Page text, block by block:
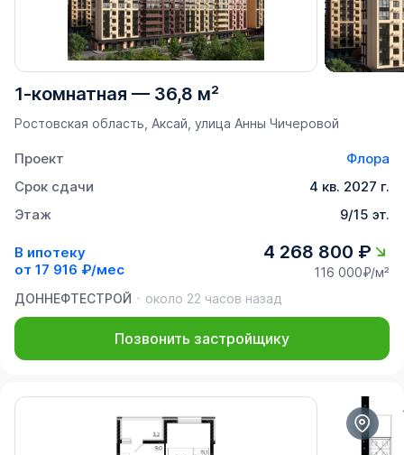
1-комнатная — 36,8 м²
Ростовская область, Аксай, улица Анны Чичеровой
Проект
Флора
Срок сдачи
4 кв. 2027 г.
Этаж
9/15 эт.
В ипотеку
от 17 916 ₽/мес
4 268 800 ₽
116 000₽/м²
ДОННЕФТЕСТРОЙ
около 22 часов назад
Позвонить застройщику